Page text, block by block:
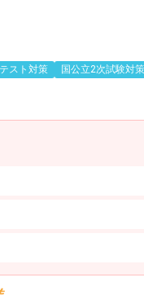
スト対策
国公立2次試験対策